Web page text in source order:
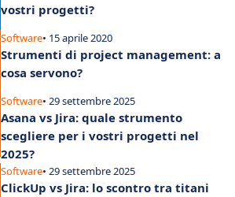
vostri progetti?
Software• 15 aprile 2020
Strumenti di project management: a
cosa servono?
Software• 29 settembre 2025
Asana vs Jira: quale strumento
scegliere per i vostri progetti nel
2025?
Software• 29 settembre 2025
ClickUp vs Jira: lo scontro tra titani